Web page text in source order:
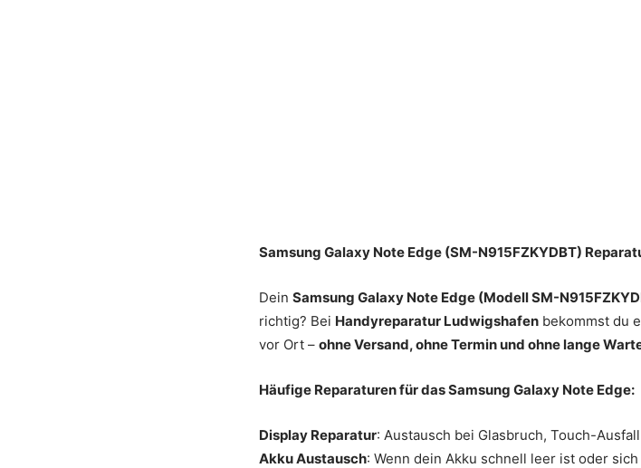
Samsung Galaxy Note Edge (SM-N915FZKYDBT)
Dein Samsung Galaxy Note Edge (Modell SM-
richtig? Bei Handyreparatur Ludwigshafenbekommst du
vor Ort – ohne Versand, ohne Termin und ohne lange
Häufige Reparaturen für das Samsung Galaxy Note Edge:
Display Reparatur: Austausch bei Glasbruch, Touch-
Akku Austausch: Wenn dein Akku schnell leer ist oder